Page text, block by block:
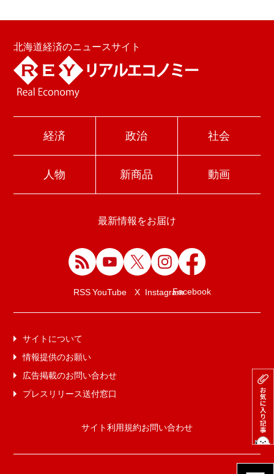
北海道経済のニュースサイト
経済 政治 社会
人物 新商品 動画
最新情報をお届け
RSSYouTube X InstagramFacebook
サイトについて
情報提供のお願い
広告掲載のお問い合わせ
プレスリリース送付窓口
サイト利用規約お問い合わせ